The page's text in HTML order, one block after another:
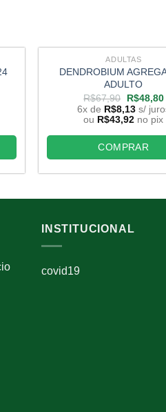
ADULTAS
DENDROBIUM
ADULTO
R$67,90
O
preço
original
era:
R$67,90.
R$48,80O
é:
6x de R$8,13 s/
ou R$43,92 no pix
COMPRAR
INSTITUCIONAL
covid19